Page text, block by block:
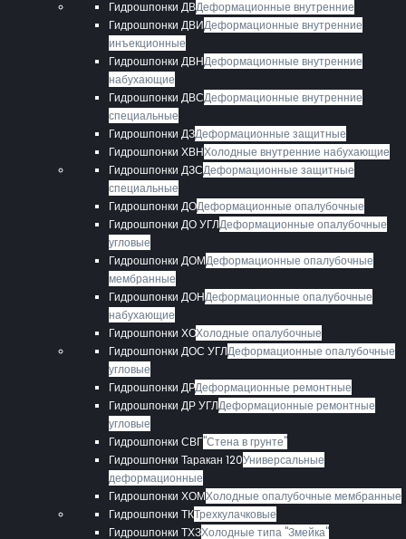
Гидрошпонки ДВДеформационные внутренние
Гидрошпонки ДВИДеформационные внутренние
инъекционные
Гидрошпонки ДВНДеформационные внутренние
набухающие
Гидрошпонки ДВСДеформационные внутренние
специальные
Гидрошпонки ДЗДеформационные защитные
Гидрошпонки ХВНХолодные внутренние набухающие
Гидрошпонки ДЗСДеформационные защитные
специальные
Гидрошпонки ДОДеформационные опалубочные
Гидрошпонки ДО УГЛДеформационные опалубочные
угловые
Гидрошпонки ДОМДеформационные опалубочные
мембранные
Гидрошпонки ДОНДеформационные опалубочные
набухающие
Гидрошпонки ХОХолодные опалубочные
Гидрошпонки ДОС УГЛДеформационные опалубочные
угловые
Гидрошпонки ДРДеформационные ремонтные
Гидрошпонки ДР УГЛДеформационные ремонтные
угловые
Гидрошпонки СВГ"Стена в грунте"
Гидрошпонки Таракан 120Универсальные
деформационные
Гидрошпонки ХОМХолодные опалубочные мембранные
Гидрошпонки ТКТрехкулачковые
Гидрошпонки ТХЗХолодные типа "Змейка"